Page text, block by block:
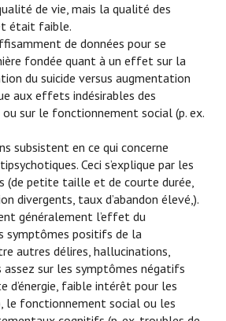
de vie, mais la qualité des
était faible.
de données pour se
fondée quant à un effet sur la
du suicide versus augmentation
aux effets indésirables des
sur le fonctionnement social (p. ex.
subsistent en ce qui concerne
Ceci s’explique par les
(de petite taille et de courte durée,
divergents, taux d’abandon élevé,).
généralement l’effet du
symptômes positifs de la
autres délires, hallucinations,
assez sur les symptômes négatifs
d’énergie, faible intérêt pour les
le fonctionnement social ou les